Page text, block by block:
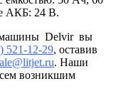
АКБ: 24 В.
машины Delvir вы
521-12-29, оставив
. Наши
возникшим